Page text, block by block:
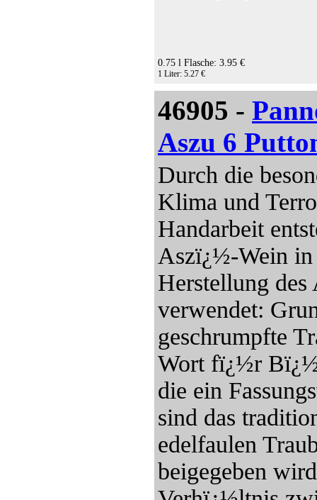
0.75 l Flasche: 3.95 €
1 Liter: 5.27 €
46905 -
Aszu 6
Durch die
Klima und
Handarbeit
Aszï¿½-Wein
Herstellung
verwendet:
geschrumpfte
Wort fï¿½r
die ein
sind das
edelfaulen
beigegeben